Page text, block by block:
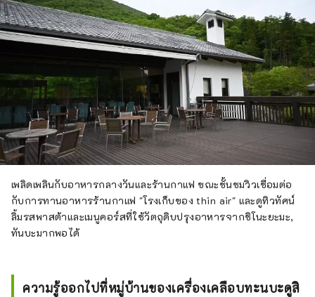
เพลิดเพลินกับอาหารกลางวันและร้านกาแฟ ขณะชั้นชมวิวเชื่อมต่อ
กับการทานอาหารร้านกาแฟ "โรงเก็บของ thin air" และดูทิวทัศน์
ลิ้มรสพาสต้าและเมนูคอร์สที่ใช้วัตถุดิบปรุงอาหารจากชิโนะยะมะ,
ทันบะมากพอได้
ความรู้ออกไปที่หมู่บ้านของเครื่องเคลือบทะนบะดูสิ